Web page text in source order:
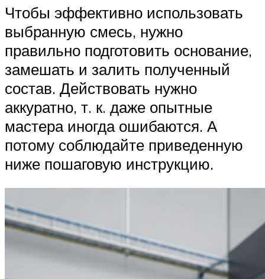
Чтобы эффективно использовать
выбранную смесь, нужно
правильно подготовить основание,
замешать и залить полученный
состав. Действовать нужно
аккуратно, т. к. даже опытные
мастера иногда ошибаются. А
потому соблюдайте приведенную
ниже пошаговую инструкцию.